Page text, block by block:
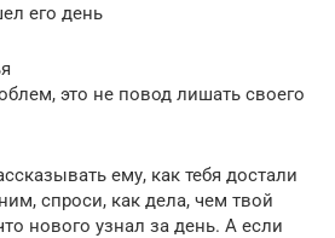
его день
это не повод лишать своего
ему, как тебя достали
спроси, как дела, чем твой
нового узнал за день. А если